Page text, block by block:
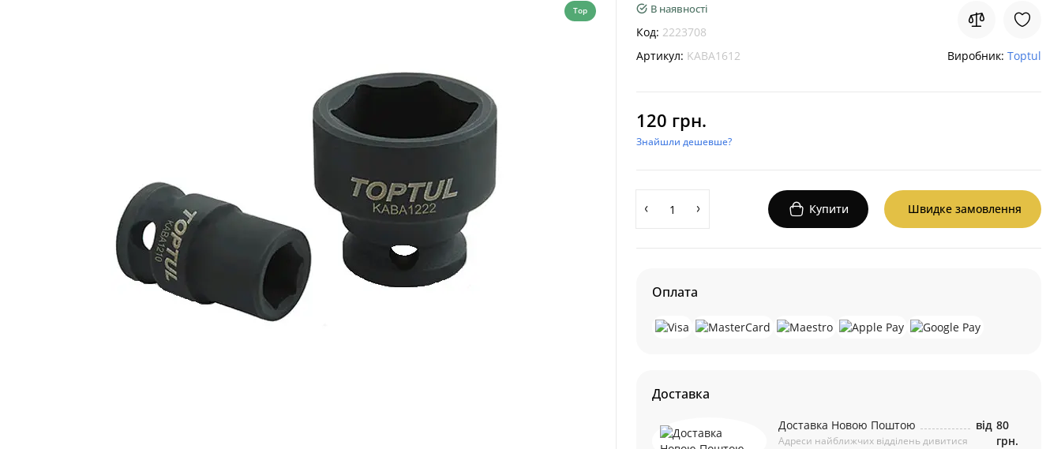
Top В наявності
Код: 2223708
Артикул: KABA1612 Виробник: Toptul
120 грн.
Знайшли дешевше?
Купити Швидке замовлення
Оплата
Доставка
Доставка Новою Поштою
Адреси найближчих відділень дивитися
від 80
грн.